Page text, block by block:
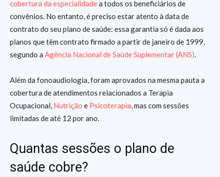
cobertura da especialidadea todos os beneficiários de
convênios. No entanto, é preciso estar atento à data de
contrato do seu plano de saúde: essa garantia só é dada aos
planos que têm contrato firmado a partir de janeiro de 1999,
segundo a Agência Nacional de Saúde Suplementar (ANS).
Além da fonoaudiologia, foram aprovados na mesma pauta a
cobertura de atendimentos relacionados a Terapia
Ocupacional, Nutrição e Psicoterapia, mas com sessões
limitadas de até 12 por ano.
Quantas sessões o plano de
saúde cobre?